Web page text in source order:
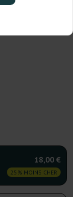
18,00 €
25% MOINS CHER